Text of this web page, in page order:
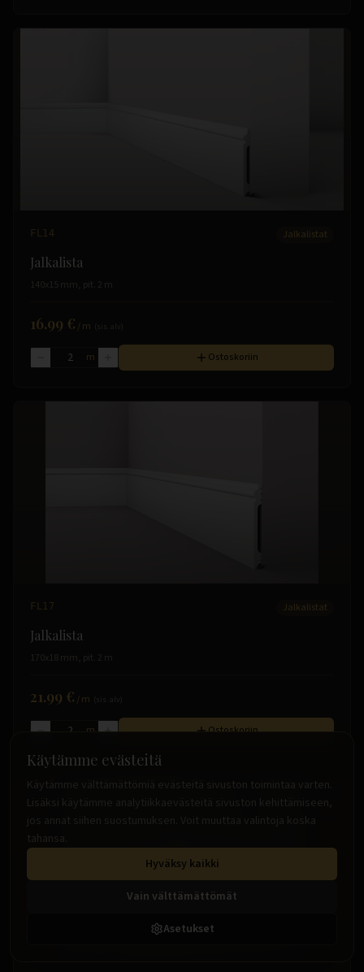
FL14 Jalkalistat
Jalkalista
140x15 mm, pit. 2 m
16.99 € /m
m Ostoskoriin
FL17 Jalkalistat
Jalkalista
170x18 mm, pit. 2 m
21.99 € /m
m Ostoskoriin
Käytämme evästeitä
Käytämme välttämättömiä evästeitä sivuston toimintaa varten.
Lisäksi käytämme analytiikkaevästeitä sivuston kehittämiseen,
jos annat siihen suostumuksen. Voit muuttaa valintoja koska
tahansa.
Hyväksy kaikki
Vain välttämättömät
Asetukset